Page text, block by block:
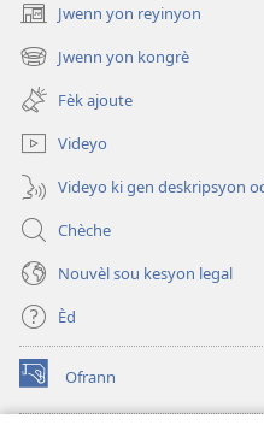
Jwenn yon reyinyon
(opens
new
window)
Jwenn yon kongrè
(opens
new
window)
Fèk ajoute
Videyo
Videyo ki gen deskripsyon
Chèche
Nouvèl sou kesyon legal
Èd
Ofrann
(opens
new